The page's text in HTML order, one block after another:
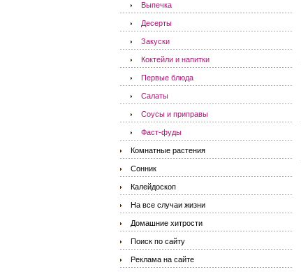
Выпечка
Десерты
Закуски
Коктейли и напитки
Первые блюда
Салаты
Соусы и приправы
Фаст-фуды
Комнатные растения
Сонник
Калейдоскоп
На все случаи жизни
Домашние хитрости
Поиск по сайту
Реклама на сайте